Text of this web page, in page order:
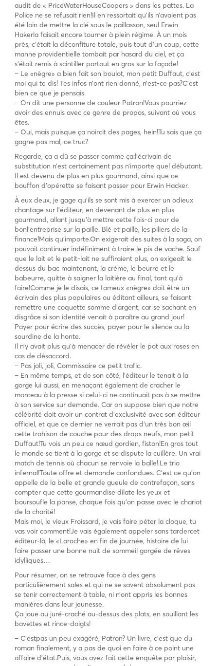
audit de « PriceWaterHouseCoopers » dans les pattes. La
Police ne se refusait rien!Il en ressortait qu’ils n’avaient pas
été loin de mettre la clé sous le paillasson, seul Erwin
Hakerla faisait encore tourner à plein régime. À un mois
près, c’était la déconfiture totale, puis tout d’un coup, cette
manne providentielle tombait par hasard du ciel, et ça
s’était remis à scintiller partout en gros sur la façade!
– Le «nègre» a bien fait son boulot, mon petit Duffaut, c’est
moi qui te dis! Tes infos n’ont rien donné, n’est-ce pas?C’est
bien ce que je pensais.
– On dit une personne de couleur Patron!Vous pourriez
avoir des ennuis avec ce genre de propos, suivant où vous
êtes.
– Oui, mais puisque ça noircit des pages, hein!Tu sais que ça
gagne pas mal, ce truc?
Regarde, ça a dû se passer comme ça:l’écrivain de
substitution n’est certainement pas n’importe quel débutant.
Il est devenu de plus en plus gourmand, ainsi que ce
bouffon d’opérette se faisant passer pour Erwin Hacker.
À eux deux, je gage qu’ils se sont mis à exercer un odieux
chantage sur l’éditeur, en devenant de plus en plus
gourmand, allant jusqu’à mettre cette fois-ci pour de
bonl’entreprise sur la paille. Blé et paille, les piliers de la
finance!Mais qu’importe.On exigerait des suites à la saga, on
pouvait continuer indéfiniment à traire le pis de vache. Sauf
que le lait et le petit-lait ne suffiraient plus, on exigeait le
dessus du bac maintenant, la crème, le beurre et le
babeurre, quitte à saigner la laitière au final, tant qu’à
faire!Comme je le disais, ce fameux «nègre» doit être un
écrivain des plus populaires ou éditant ailleurs, se faisant
remettre une coquette somme d’argent, car se sachant en
disgrâce si son identité venait à paraître au grand jour!
Payer pour écrire des succès, payer pour le silence ou la
sourdine de la honte.
Il n’y avait plus qu’à menacer de révéler le pot aux roses en
cas de désaccord.
– Pas joli, joli, Commissaire ce petit trafic.
– En même temps, et de son côté, l’éditeur le tenait à la
gorge lui aussi, en menaçant également de cracher le
morceau à la presse si celui-ci ne continuait pas à se mettre
à son service sur demande. Car on suppose bien que notre
célébrité doit avoir un contrat d’exclusivité avec son éditeur
officiel, et que ce dernier ne verrait pas d’un très bon œil
cette trahison de couche pour des draps neufs, mon petit
Duffaut!Tu vois un peu ce nœud gordien, fiston!En gros tout
le monde se tient à la gorge et se dispute la cuillère. Un vrai
match de tennis où chacun se renvoie la balle!.Le trio
infernal!Toute offre et demande confondues. C’est ce qu’on
appelle de la belle et grande gueule de contrefaçon, sans
compter que cette gourmandise dilate les yeux et
boursoufle la panse, chaque fois qu’on passe avec le chariot
de la charité!
Mais moi, le vieux Froissard, je vais faire péter la cloque, tu
vas voir comment!Je vais également appeler sans tardercet
éditeur-là, le «Laroche» en fin de journée, histoire de lui
faire passer une bonne nuit de sommeil gorgée de rêves
idylliques…
Pour résumer, on se retrouve face à des gens
particulièrement sales et qui ne se savent absolument pas
se tenir correctement à table, ni n’ont appris les bonnes
manières dans leur jeunesse.
Ça joue au juré-craché au-dessus des plats, en souillant les
bavettes et rince-doigts!
– C’estpas un peu exagéré, Patron? Un livre, c’est que du
roman finalement, y a pas de quoi en faire à ce point une
affaire d’état.Puis, vous avez fait cette enquête par plaisir,